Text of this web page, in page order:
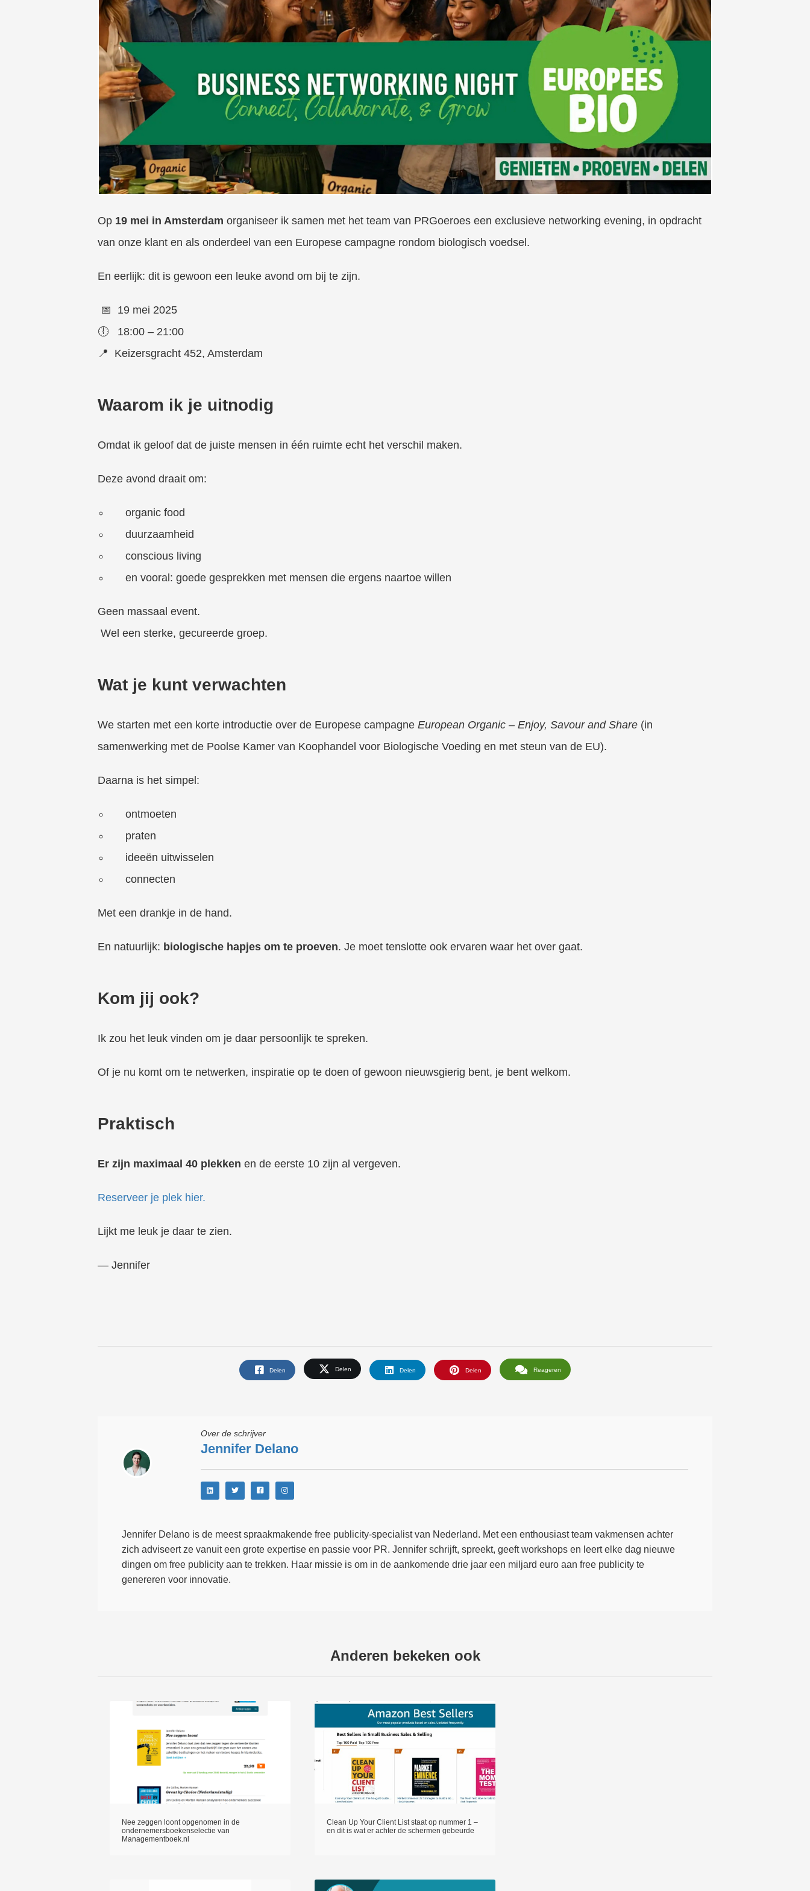
Op 19 mei in Amsterdam organiseer ik samen met het team van PRGoeroes een exclusieve networking evening, in opdracht
van onze klant en als onderdeel van een Europese campagne rondom biologisch voedsel.
En eerlijk: dit is gewoon een leuke avond om bij te zijn.
📅 19 mei 2025
🕕18:00 – 21:00
📍 Keizersgracht 452, Amsterdam
Waarom ik je uitnodig
Omdat ik geloof dat de juiste mensen in één ruimte echt het verschil maken.
Deze avond draait om:
organic food
duurzaamheid
conscious living
en vooral: goede gesprekken met mensen die ergens naartoe willen
Geen massaal event.
Wel een sterke, gecureerde groep.
Wat je kunt verwachten
We starten met een korte introductie over de Europese campagne European Organic – Enjoy, Savour and Share (in
samenwerking met de Poolse Kamer van Koophandel voor Biologische Voeding en met steun van de EU).
Daarna is het simpel:
ontmoeten
praten
ideeën uitwisselen
connecten
Met een drankje in de hand.
En natuurlijk: biologische hapjes om te proeven. Je moet tenslotte ook ervaren waar het over gaat.
Kom jij ook?
Ik zou het leuk vinden om je daar persoonlijk te spreken.
Of je nu komt om te netwerken, inspiratie op te doen of gewoon nieuwsgierig bent, je bent welkom.
Praktisch
Er zijn maximaal 40 plekken en de eerste 10 zijn al vergeven.
Reserveer je plek hier.
Lijkt me leuk je daar te zien.
— Jennifer
Delen Delen Delen Delen Reageren
Over de schrijver
Jennifer Delano
Jennifer Delano is de meest spraakmakende free publicity-specialist van Nederland. Met een enthousiast team vakmensen achter
zich adviseert ze vanuit een grote expertise en passie voor PR. Jennifer schrijft, spreekt, geeft workshops en leert elke dag nieuwe
dingen om free publicity aan te trekken. Haar missie is om in de aankomende drie jaar een miljard euro aan free publicity te
genereren voor innovatie.
Anderen bekeken ook
Nee zeggen loont opgenomen in de
ondernemersboekenselectie van
Managementboek.nl
Clean Up Your Client List staat op nummer 1 –
en dit is wat er achter de schermen gebeurde